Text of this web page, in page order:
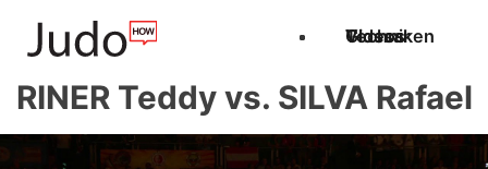
Techniken
Videos
Glossar
RINER Teddy vs. SILVA Rafael